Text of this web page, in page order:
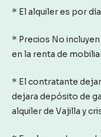
* El alquiler es por
* Precios No
en la renta de
* El contratante
dejara depósito de
alquiler de Vajilla y